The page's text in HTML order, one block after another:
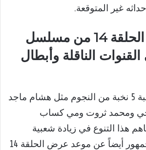
غير المتوقعة.
موعد عرض الحلقة 14 من مسلسل
5 على القنوات الناقلة وأبطال
يضم مسلسل اللعبة 5 نخبة من النجوم مثل هشام ماجد
ومحمد ثروت ومي كساب
هذا التنوع في زيادة شعبية
العمل، ويبحث الجمهور أيضاً عن موعد عرض الحلقة 14